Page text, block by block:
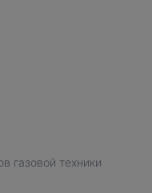
газовой техники